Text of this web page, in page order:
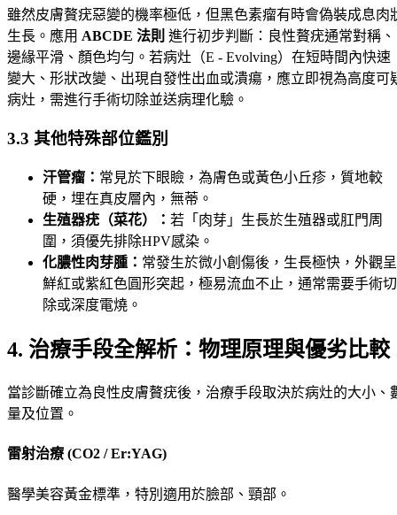
雖然皮膚贅疣惡變的機率極低，但黑色素瘤有時會偽裝成息肉
生長。應用 ABCDE 法則 進行初步判斷：良性贅疣通常對稱、
邊緣平滑、顏色均勻。若病灶（E - Evolving）在短時間內快速
變大、形狀改變、出現自發性出血或潰瘍，應立即視為高度可
病灶，需進行手術切除並送病理化驗。
3.3 其他特殊部位鑑別
汗管瘤： 常見於下眼瞼，為膚色或黃色小丘疹，質地較
硬，埋在真皮層內，無蒂。
生殖器疣（菜花）： 若「肉芽」生長於生殖器或肛門周
圍，須優先排除HPV感染。
化膿性肉芽腫： 常發生於微小創傷後，生長極快，外觀呈
鮮紅或紫紅色圓形突起，極易流血不止，通常需要手術切
除或深度電燒。
4. 治療手段全解析：物理原理與優劣比較
當診斷確立為良性皮膚贅疣後，治療手段取決於病灶的大小、
量及位置。
雷射治療 (CO2 / Er:YAG)
醫學美容黃金標準，特別適用於臉部、頸部。